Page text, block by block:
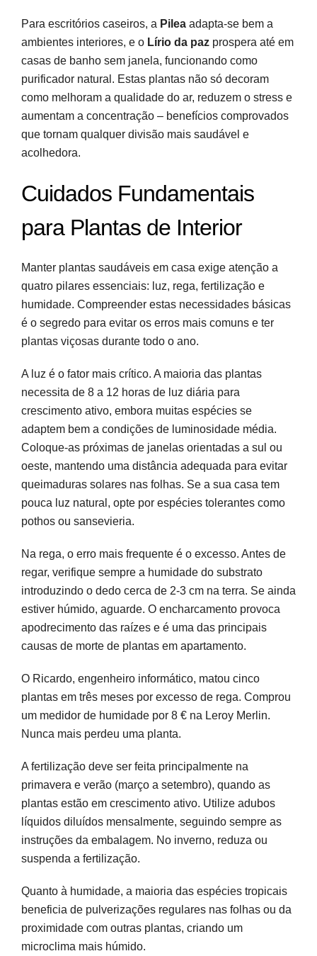
Para escritórios caseiros, a Pilea adapta-se bem a
ambientes interiores, e o Lírio da paz prospera até em
casas de banho sem janela, funcionando como
purificador natural. Estas plantas não só decoram
como melhoram a qualidade do ar, reduzem o stress e
aumentam a concentração – benefícios comprovados
que tornam qualquer divisão mais saudável e
acolhedora.
Cuidados Fundamentais
para Plantas de Interior
Manter plantas saudáveis em casa exige atenção a
quatro pilares essenciais: luz, rega, fertilização e
humidade. Compreender estas necessidades básicas
é o segredo para evitar os erros mais comuns e ter
plantas viçosas durante todo o ano.
A luz é o fator mais crítico. A maioria das plantas
necessita de 8 a 12 horas de luz diária para
crescimento ativo, embora muitas espécies se
adaptem bem a condições de luminosidade média.
Coloque-as próximas de janelas orientadas a sul ou
oeste, mantendo uma distância adequada para evitar
queimaduras solares nas folhas. Se a sua casa tem
pouca luz natural, opte por espécies tolerantes como
pothos ou sansevieria.
Na rega, o erro mais frequente é o excesso. Antes de
regar, verifique sempre a humidade do substrato
introduzindo o dedo cerca de 2-3 cm na terra. Se ainda
estiver húmido, aguarde. O encharcamento provoca
apodrecimento das raízes e é uma das principais
causas de morte de plantas em apartamento.
O Ricardo, engenheiro informático, matou cinco
plantas em três meses por excesso de rega. Comprou
um medidor de humidade por 8 € na Leroy Merlin.
Nunca mais perdeu uma planta.
A fertilização deve ser feita principalmente na
primavera e verão (março a setembro), quando as
plantas estão em crescimento ativo. Utilize adubos
líquidos diluídos mensalmente, seguindo sempre as
instruções da embalagem. No inverno, reduza ou
suspenda a fertilização.
Quanto à humidade, a maioria das espécies tropicais
beneficia de pulverizações regulares nas folhas ou da
proximidade com outras plantas, criando um
microclima mais húmido.